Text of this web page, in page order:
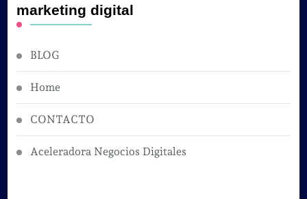
marketing digital
BLOG
Home
CONTACTO
Aceleradora Negocios Digitales